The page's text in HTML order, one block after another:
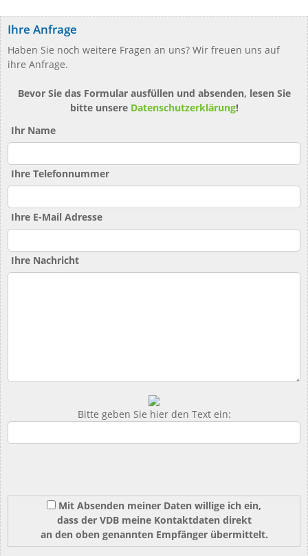
Ihre Anfrage
Haben Sie noch weitere Fragen an uns? Wir freuen uns auf
ihre Anfrage.
Bevor Sie das Formular ausfüllen und absenden, lesen Sie
bitte unsere Datenschutzerklärung!
Ihr Name
Ihre Telefonnummer
Ihre E-Mail Adresse
Ihre Nachricht
Bitte geben Sie hier den Text ein:
Mit Absenden meiner Daten willige ich ein,
dass der VDB meine Kontaktdaten direkt
an den oben genannten Empfänger übermittelt.